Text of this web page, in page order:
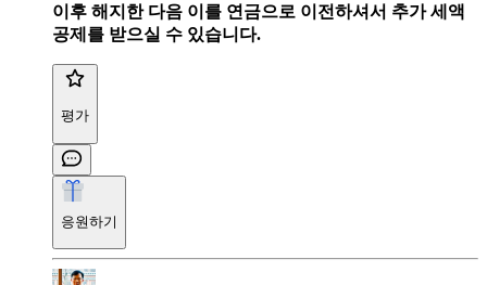
이후 해지한 다음 이를 연금으로 이전하셔서 추가 세액
공제를 받으실 수 있습니다.
평가
응원하기